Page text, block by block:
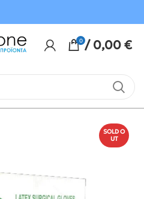
0 / 0,00€
SOLD O
UT